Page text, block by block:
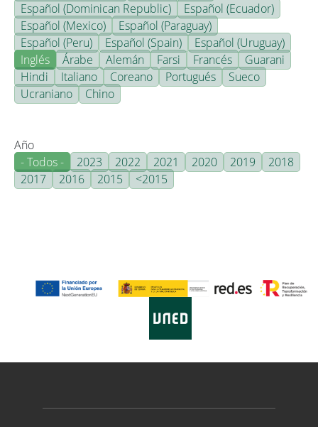
Español (Dominican Republic)
Español (Ecuador)
Español (Mexico)
Español (Paraguay)
Español (Peru)
Español (Spain)
Español (Uruguay)
Inglés
Árabe Alemán Farsi Francés
Guarani
Hindi
Italiano Coreano Portugués
Sueco
Ucraniano
Chino
Año
- Todos -
2023 2022 2021 2020 2019
2018
2017
2016 2015 <2015